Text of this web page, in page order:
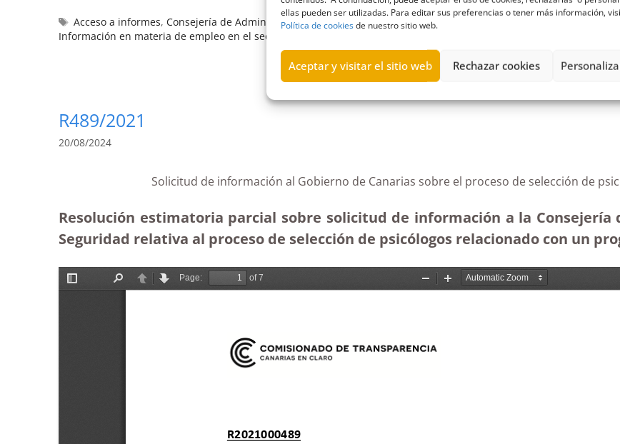
ellas pueden ser utilizadas. Para editar sus preferencias o tener más información,
Política de cookiesde nuestro sitio web.
Aceptar y visitar el sitio web Rechazar cookies
Acceso a informes,Consejería de Administraciones Públicas Justicia y Seguridad Dirección General de
Información en materia de empleo en el sector público
R489/2021
20/08/2024
Solicitud de información al Gobierno de Canarias sobre el proceso de selección de
Resolución estimatoria parcial sobre solicitud de información a la Consejería
Seguridad relativa al proceso de selección de psicólogos relacionado con un